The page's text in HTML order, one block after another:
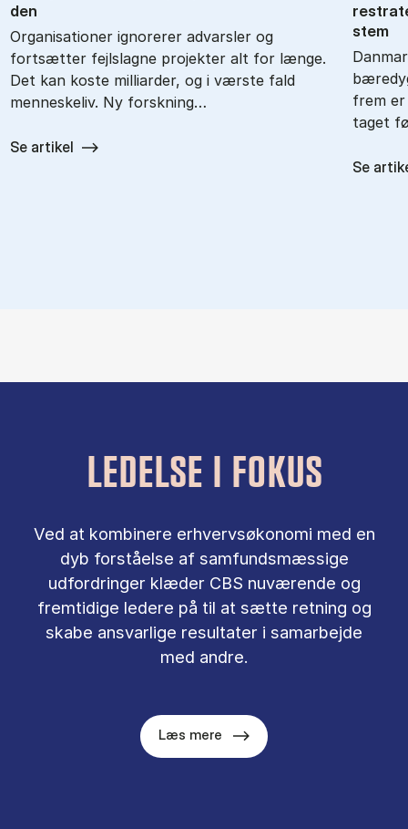
den
Organisationer ignorerer advarsler og
fortsætter fejlslagne projekter alt for længe.
Det kan koste milliarder, og i værste fald
menneskeliv. Ny forskning…
Se artikel
stem
frem er
taget
Se
LEDELSE I FOKUS
Ved at kombinere erhvervsøkonomi med en
dyb forståelse af samfundsmæssige
udfordringer klæder CBS nuværende og
fremtidige ledere på til at sætte retning og
skabe ansvarlige resultater i samarbejde
med andre.
Læs mere